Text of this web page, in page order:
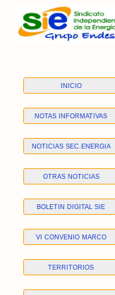
INICIO
NOTAS INFORMATIVAS
NOTICIAS SEC.ENERGIA
OTRAS NOTICIAS
BOLETIN DIGITAL SIE
VI CONVENIO MARCO
TERRITORIOS